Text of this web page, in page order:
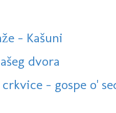
- Kašuni
dvora
- gospe o'